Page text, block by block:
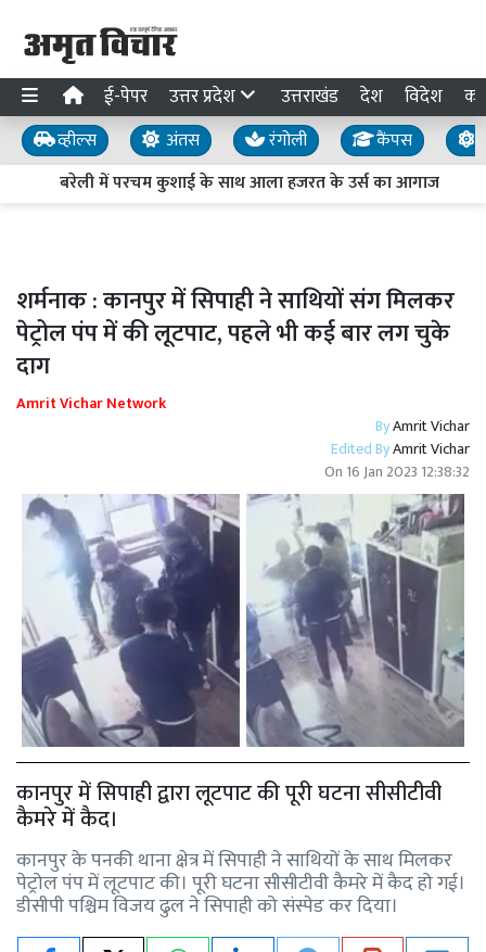
ई-पेपर उत्तर प्रदेश उत्तराखंड देश विदेश
व्हील्स अंतस रंगोली कैंपस
बरेली में परचम कुशाई के साथ आला हजरत के उर्स का आगाज
शर्मनाक : कानपुर में सिपाही ने साथियों संग मिलकर
पेट्रोल पंप में की लूटपाट, पहले भी कई बार लग चुके
दाग
Amrit Vichar Network
ByAmrit Vichar
Edited ByAmrit Vichar
On 16 Jan 2023 12:38:32
कानपुर में सिपाही द्वारा लूटपाट की पूरी घटना सीसीटीवी
कैमरे में कैद।
कानपुर के पनकी थाना क्षेत्र में सिपाही ने साथियों के साथ मिलकर
पेट्रोल पंप में लूटपाट की। पूरी घटना सीसीटीवी कैमरे में कैद हो गई।
डीसीपी पश्चिम विजय ढुल ने सिपाही को संस्पेड कर दिया।